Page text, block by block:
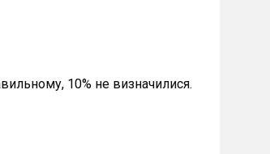
10% не визначилися.